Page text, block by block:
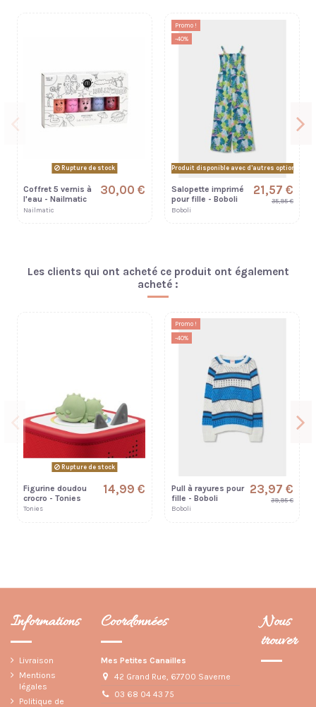
Rupture de stock
Coffret 5 vernis à
l'eau - Nailmatic
Nailmatic
30,00 €
Promo !
-40%
Produit disponible avec d'autres options
Salopette imprimé
pour fille - Boboli
Boboli
21,57 €
35,95 €
Les clients qui ont acheté ce produit ont également
acheté :
Rupture de stock
Figurine doudou
crocro - Tonies
Tonies
14,99 €
Promo !
-40%
Pull à rayures pour
fille - Boboli
Boboli
23,97 €
39,95 €
Informations
Livraison
Mentions
légales
Politique de
Coordonnées
Mes Petites Canailles
42 Grand Rue, 67700 Saverne
03 68 04 43 75
Nous
trouver